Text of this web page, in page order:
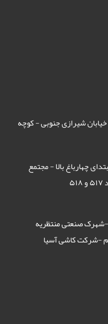
شیرازی جنوبی - کوچه
چهارباغ بالا - مجتمع
شهرک صنعتی منتظریه